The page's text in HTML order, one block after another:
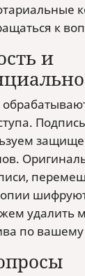
к
и
удалить
по вашему